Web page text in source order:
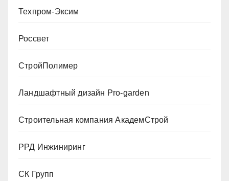
Техпром-Эксим
Россвет
СтройПолимер
Ландшафтный дизайн Pro-garden
Строительная компания АкадемСтрой
РРД Инжиниринг
СК Групп